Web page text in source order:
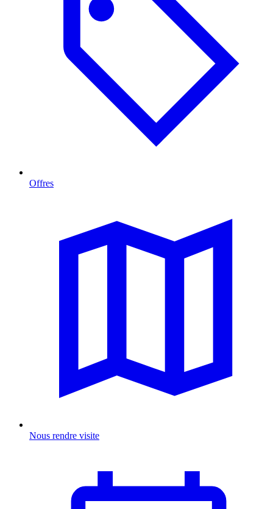
Offres
Nous rendre visite